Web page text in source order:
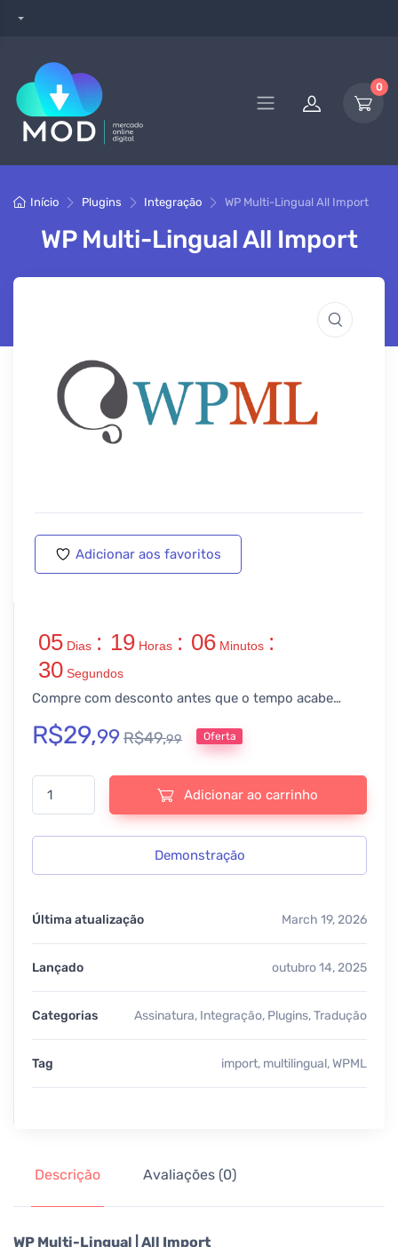
0
Início Plugins Integração WP Multi-Lingual All Import
WP Multi-Lingual All Import
Adicionar aos favoritos
05 Dias : 19 Horas : 06 Minutos :
30 Segundos
Compre com desconto antes que o tempo acabe…
R$29,99R$49,99 Oferta
WP Multi-Lingual All Import quantidade
Adicionar ao carrinho
Demonstração
Última atualização March 19, 2026
Lançado outubro 14, 2025
Categorias Assinatura, Integração, Plugins,Tradução
Tag import, multilingual,WPML
Descrição Avaliações (0)
WP Multi-Lingual | All Import